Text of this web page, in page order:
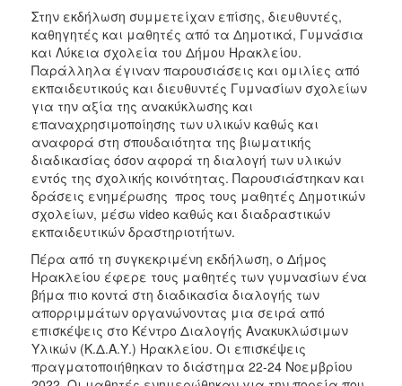
Στην εκδήλωση συμμετείχαν επίσης, διευθυντές,
καθηγητές και μαθητές από τα Δημοτικά, Γυμνάσια
και Λύκεια σχολεία του Δήμου Ηρακλείου.
Παράλληλα έγιναν παρουσιάσεις και ομιλίες από
εκπαιδευτικούς και διευθυντές Γυμνασίων σχολείων
για την αξία της ανακύκλωσης και
επαναχρησιμοποίησης των υλικών καθώς και
αναφορά στη σπουδαιότητα της βιωματικής
διαδικασίας όσον αφορά τη διαλογή των υλικών
εντός της σχολικής κοινότητας. Παρουσιάστηκαν και
δράσεις ενημέρωσης προς τους μαθητές Δημοτικών
σχολείων, μέσω video καθώς και διαδραστικών
εκπαιδευτικών δραστηριοτήτων.
Πέρα από τη συγκεκριμένη εκδήλωση, ο Δήμος
Ηρακλείου έφερε τους μαθητές των γυμνασίων ένα
βήμα πιο κοντά στη διαδικασία διαλογής των
απορριμμάτων οργανώνοντας μια σειρά από
επισκέψεις στο Κέντρο Διαλογής Ανακυκλώσιμων
Υλικών (Κ.Δ.Α.Υ.) Ηρακλείου. Οι επισκέψεις
πραγματοποιήθηκαν το διάστημα 22-24 Νοεμβρίου